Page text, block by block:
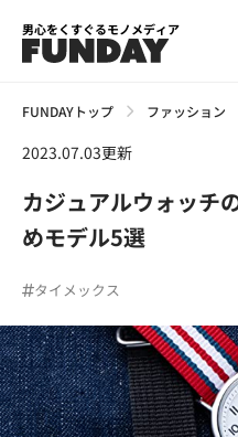
男心をくすぐるモノメディア
FUNDAYトップ ファッション
2023.07.03更新
カジュアルウォッチ
めモデル5選
タイメックス